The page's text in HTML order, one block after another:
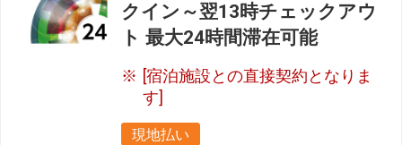
クイン～翌13時チェックアウ
ト 最大24時間滞在可能
[宿泊施設との直接契約となりま
す]
現地払い